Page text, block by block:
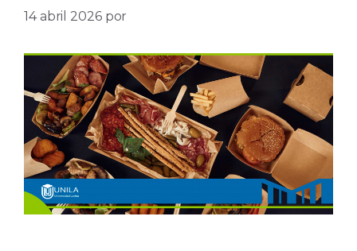
14 abril 2026 por